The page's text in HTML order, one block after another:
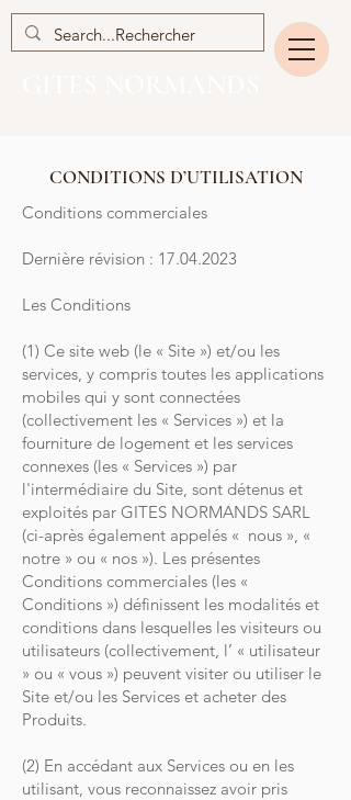
CONDITIONS D’UTILISATION
Conditions commerciales
Dernière révision : 17.04.2023
Les Conditions
(1) Ce site web (le « Site ») et/ou les
services, y compris toutes les applications
mobiles qui y sont connectées
(collectivement les « Services ») et la
fourniture de logement et les services
connexes (les « Services ») par
l'intermédiaire du Site, sont détenus et
exploités par GITES NORMANDS SARL
(ci-après également appelés « nous », «
notre » ou « nos »). Les présentes
Conditions commerciales (les «
Conditions ») définissent les modalités et
conditions dans lesquelles les visiteurs ou
utilisateurs (collectivement, l’ « utilisateur
» ou « vous ») peuvent visiter ou utiliser le
Site et/ou les Services et acheter des
Produits.
(2) En accédant aux Services ou en les
utilisant, vous reconnaissez avoir pris